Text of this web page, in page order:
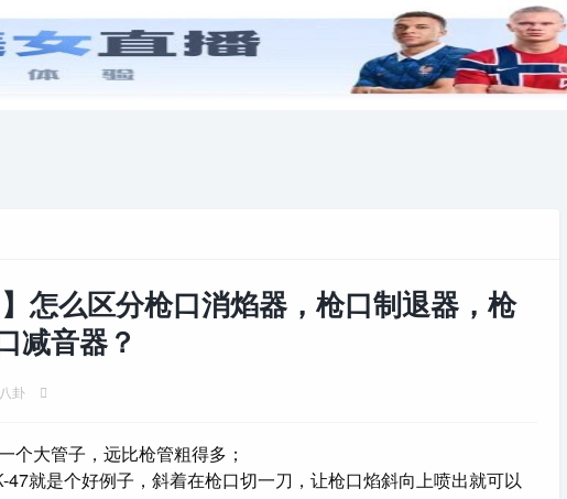
电脑游戏
】怎么区分枪口消焰器，枪口制退器，枪
减音器？
卦
个大管子，远比枪管粗得多；
-47就是个好例子，斜着在枪口切一刀，让枪口焰斜向上喷出就可以